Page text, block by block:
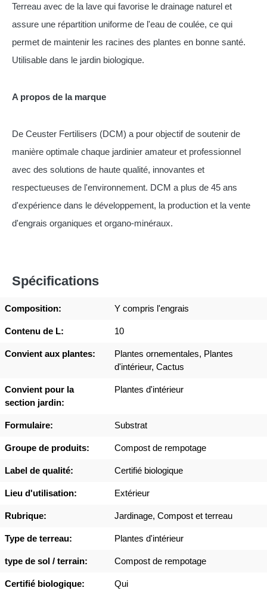
Terreau avec de la lave qui favorise le drainage naturel et
assure une répartition uniforme de l'eau de coulée, ce qui
permet de maintenir les racines des plantes en bonne santé.
Utilisable dans le jardin biologique.
A propos de la marque
De Ceuster Fertilisers (DCM) a pour objectif de soutenir de
manière optimale chaque jardinier amateur et professionnel
avec des solutions de haute qualité, innovantes et
respectueuses de l'environnement. DCM a plus de 45 ans
d'expérience dans le développement, la production et la vente
d'engrais organiques et organo-minéraux.
Spécifications
Composition: Y compris l'engrais
Contenu de L: 10
Convient aux plantes:
Plantes ornementales, Plantes
d'intérieur, Cactus
Convient pour la
section jardin:
Plantes d'intérieur
Formulaire: Substrat
Groupe de produits: Compost de rempotage
Label de qualité: Certifié biologique
Lieu d'utilisation: Extérieur
Rubrique: Jardinage, Compost et terreau
Type de terreau: Plantes d'intérieur
type de sol / terrain: Compost de rempotage
Certifié biologique: Qui